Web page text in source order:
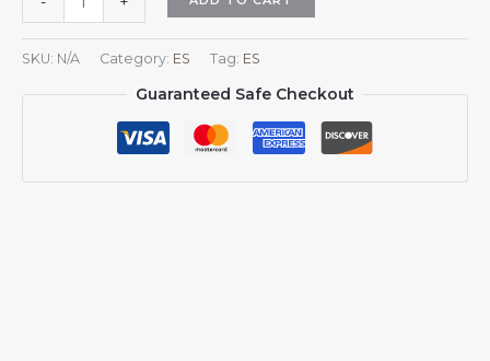
de
almohada
cuadradas
con
SKU: N/A Category: ES Tag: ES
Guaranteed Safe Checkout